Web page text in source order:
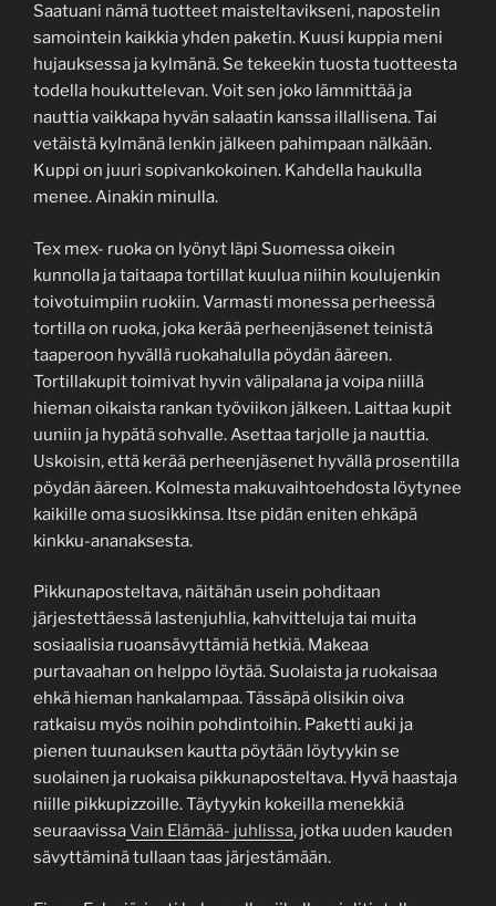
Saatuani nämä tuotteet maisteltavikseni, napostelin
samointein kaikkia yhden paketin. Kuusi kuppia meni
hujauksessa ja kylmänä. Se tekeekin tuosta tuotteesta
todella houkuttelevan. Voit sen joko lämmittää ja
nauttia vaikkapa hyvän salaatin kanssa illallisena. Tai
vetäistä kylmänä lenkin jälkeen pahimpaan nälkään.
Kuppi on juuri sopivankokoinen. Kahdella haukulla
menee. Ainakin minulla.
Tex mex- ruoka on lyönyt läpi Suomessa oikein
kunnolla ja taitaapa tortillat kuulua niihin koulujenkin
toivotuimpiin ruokiin. Varmasti monessa perheessä
tortilla on ruoka, joka kerää perheenjäsenet teinistä
taaperoon hyvällä ruokahalulla pöydän ääreen.
Tortillakupit toimivat hyvin välipalana ja voipa niillä
hieman oikaista rankan työviikon jälkeen. Laittaa kupit
uuniin ja hypätä sohvalle. Asettaa tarjolle ja nauttia.
Uskoisin, että kerää perheenjäsenet hyvällä prosentilla
pöydän ääreen. Kolmesta makuvaihtoehdosta löytynee
kaikille oma suosikkinsa. Itse pidän eniten ehkäpä
kinkku-ananaksesta.
Pikkunaposteltava, näitähän usein pohditaan
järjestettäessä lastenjuhlia, kahvitteluja tai muita
sosiaalisia ruoansävyttämiä hetkiä. Makeaa
purtavaahan on helppo löytää. Suolaista ja ruokaisaa
ehkä hieman hankalampaa. Tässäpä olisikin oiva
ratkaisu myös noihin pohdintoihin. Paketti auki ja
pienen tuunauksen kautta pöytään löytyykin se
suolainen ja ruokaisa pikkunaposteltava. Hyvä haastaja
niille pikkupizzoille. Täytyykin kokeilla menekkiä
seuraavissaVain Elämää- juhlissa, jotka uuden kauden
sävyttäminä tullaan taas järjestämään.